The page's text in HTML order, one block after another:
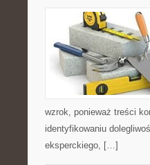
wzrok, ponieważ treści
identyfikowaniu
eksperckiego, […]